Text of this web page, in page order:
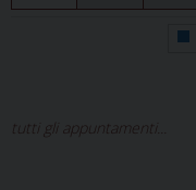
tutti gli appuntamenti...